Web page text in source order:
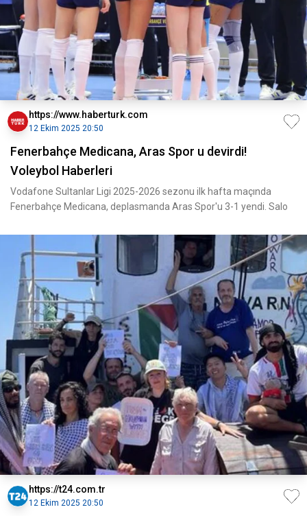
https://www.haberturk.com
12 Ekim 2025 20:50
Fenerbahçe Medicana, Aras Spor u devirdi!
Voleybol Haberleri
Vodafone Sultanlar Ligi 2025-2026 sezonu ilk hafta maçında
Fenerbahçe Medicana, deplasmanda Aras Spor'u 3-1 yendi. Salo
https://t24.com.tr
12 Ekim 2025 20:50